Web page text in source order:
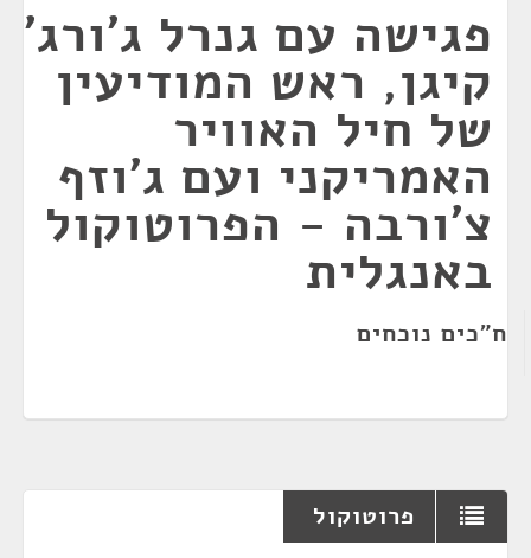
פגישה עם גנרל ג'ורג'
קיגן, ראש המודיעין
של חיל האוויר
האמריקני ועם ג'וזף
צ'ורבה - הפרוטוקול
באנגלית
ח"כים נוכחים
פרוטוקול